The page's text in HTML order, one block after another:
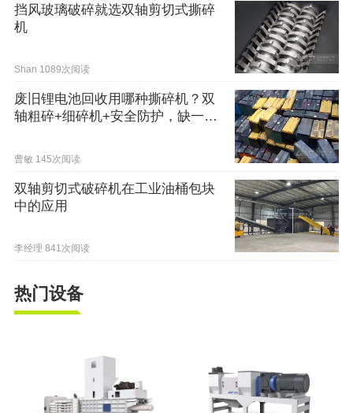
挡风玻璃破碎就选双轴剪切式撕碎
机
Shan 1089次阅读
废旧锂电池回收用哪种撕碎机？双
轴粗碎+细碎机+安全防护，缺一不
曹敏 145次阅读
双轴剪切式破碎机在工业油桶包块
中的应用
李经理 841次阅读
热门设备